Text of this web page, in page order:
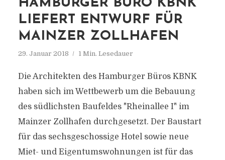
HAMBURGER BÜRO KBNK
LIEFERT ENTWURF FÜR
MAINZER ZOLLHAFEN
29. Januar 2018 1 Min. Lesedauer
Die Architekten des Hamburger Büros KBNK
haben sich im Wettbewerb um die Bebauung
des südlichsten Baufeldes "Rheinallee I" im
Mainzer Zollhafen durchgesetzt. Der Baustart
für das sechsgeschossige Hotel sowie neue
Miet- und Eigentumswohnungen ist für das